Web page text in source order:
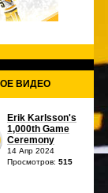
ВИДЕО
Erik Karlsson's
1,000th Game
Ceremony
14 Апр 2024
Просмотров: 515